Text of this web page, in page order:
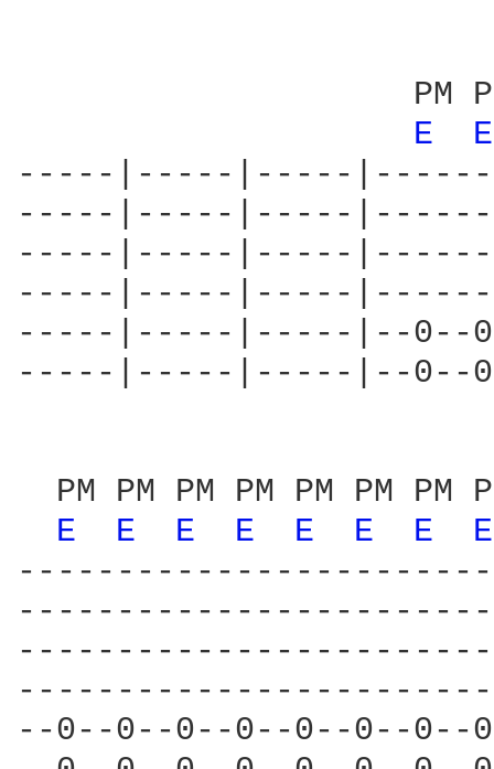
PM
E
-----|-----|-----
-----|-----|-----
-----|-----|-----
-----|-----|-----
-----|-----|-----|--0--
-----|-----|-----|--0--
PM PM PM PM PM PM PM
E
E E E E E E
--0--0--0--0--0--0--0--